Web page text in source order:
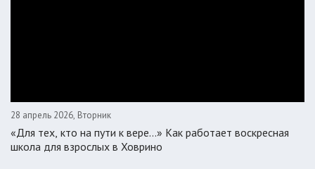
28 апрель 2026, Вторник
«Для тех, кто на пути к вере...» Как работает воскресная
школа для взрослых в Ховрино